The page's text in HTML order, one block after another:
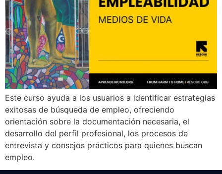
Este curso ayuda a los usuarios a identificar estrategias
exitosas de búsqueda de empleo, ofreciendo
orientación sobre la documentación necesaria, el
desarrollo del perfil profesional, los procesos de
entrevista y consejos prácticos para quienes buscan
empleo.